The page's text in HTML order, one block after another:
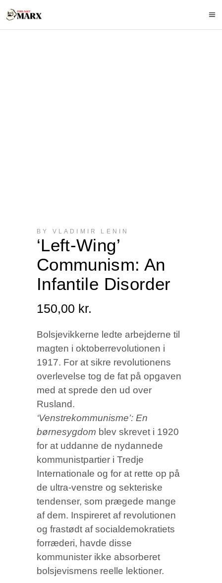
BY VLADIMIR LENIN
‘Left-Wing’
Communism: An
Infantile Disorder
150,00 kr.
Bolsjevikkerne ledte arbejderne til
magten i oktoberrevolutionen i
1917. For at sikre revolutionens
overlevelse tog de fat på opgaven
med at sprede den ud over
Rusland.
‘Venstrekommunisme’: En
børnesygdom blev skrevet i 1920
for at uddanne de nydannede
kommunistpartier i Tredje
Internationale og for at rette op på
de ultra-venstre og sekteriske
tendenser, som prægede mange
af dem. Inspireret af revolutionen
og frastødt af socialdemokratiets
forræderi, havde disse
kommunister ikke absorberet
bolsjevismens reelle lektioner.